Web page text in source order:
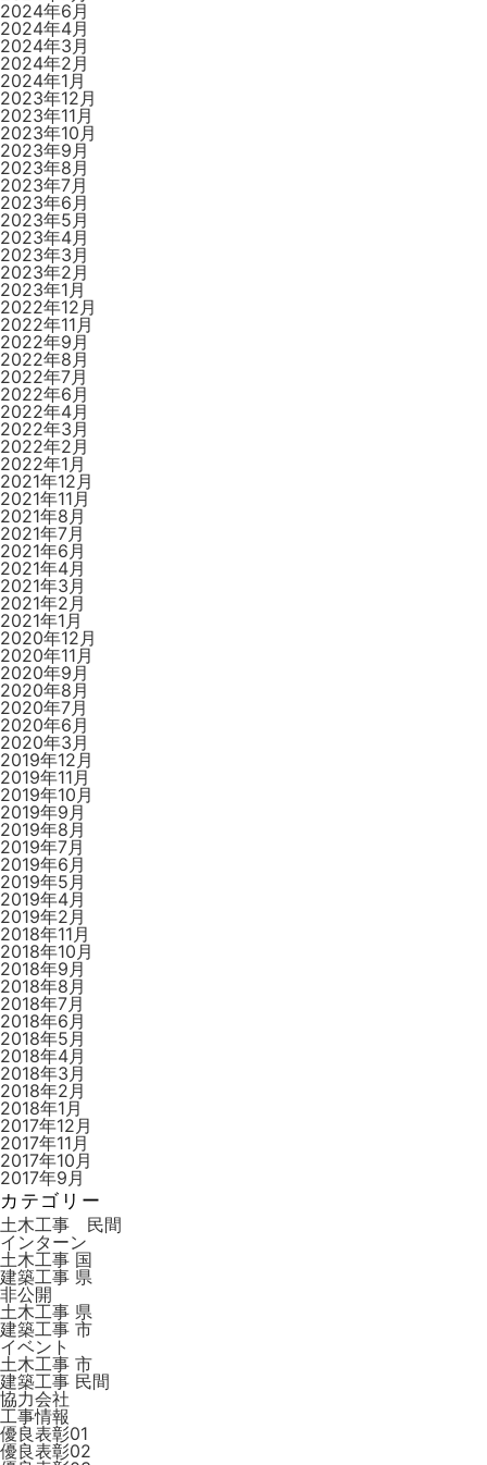
2024年6月
2024年4月
2024年3月
2024年2月
2024年1月
2023年12月
2023年11月
2023年10月
2023年9月
2023年8月
2023年7月
2023年6月
2023年5月
2023年4月
2023年3月
2023年2月
2023年1月
2022年12月
2022年11月
2022年9月
2022年8月
2022年7月
2022年6月
2022年4月
2022年3月
2022年2月
2022年1月
2021年12月
2021年11月
2021年8月
2021年7月
2021年6月
2021年4月
2021年3月
2021年2月
2021年1月
2020年12月
2020年11月
2020年9月
2020年8月
2020年7月
2020年6月
2020年3月
2019年12月
2019年11月
2019年10月
2019年9月
2019年8月
2019年7月
2019年6月
2019年5月
2019年4月
2019年2月
2018年11月
2018年10月
2018年9月
2018年8月
2018年7月
2018年6月
2018年5月
2018年4月
2018年3月
2018年2月
2018年1月
2017年12月
2017年11月
2017年10月
2017年9月
カテゴリー
土木工事 民間
インターン
土木工事 国
建築工事 県
非公開
土木工事 県
建築工事 市
イベント
土木工事 市
建築工事 ⺠間
協力会社
工事情報
優良表彰01
優良表彰02